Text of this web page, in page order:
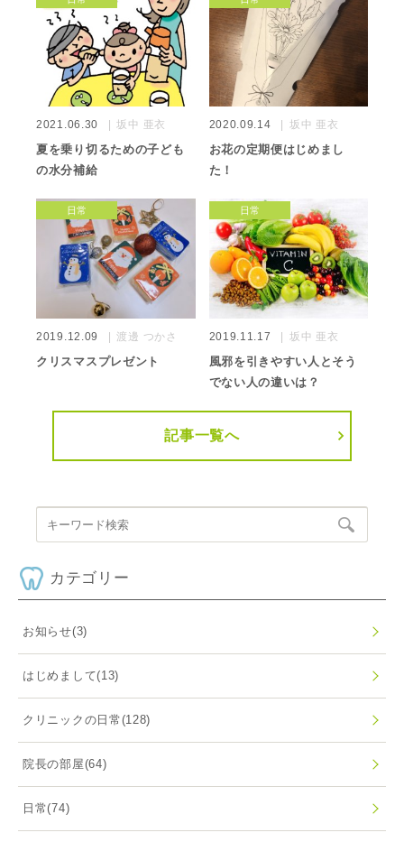
2021.06.30 坂中 亜衣
夏を乗り切るための子ども
の水分補給
2020.09.14 坂中 亜衣
お花の定期便はじめまし
た！
日常
2019.12.09 渡邊 つかさ
クリスマスプレゼント
日常
2019.11.17 坂中 亜衣
風邪を引きやすい人とそう
でない人の違いは？
記事一覧へ
カテゴリー
お知らせ(3)
はじめまして(13)
クリニックの日常(128)
院長の部屋(64)
日常(74)